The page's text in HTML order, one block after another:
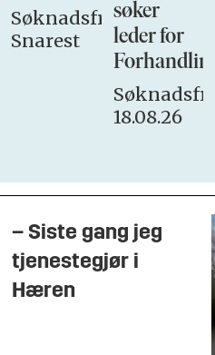
Søknadsfrist:
Snarest
søker
leder for
18.08.26
– Siste gang jeg
tjenestegjør i
Hæren